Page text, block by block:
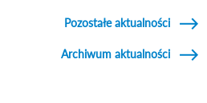
Pozostałe aktualności
Archiwum aktualności